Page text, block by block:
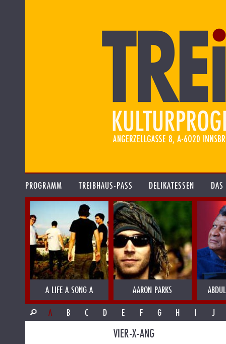
PROGRAMM TREIBHAUS-PASS DELIKATESSEN
A LIFE A SONG A AARON PARKS
A
B C D E F G H I J
VIER-X-ANG